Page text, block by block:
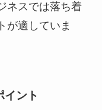
ネスでは落ち着
が適していま
イント